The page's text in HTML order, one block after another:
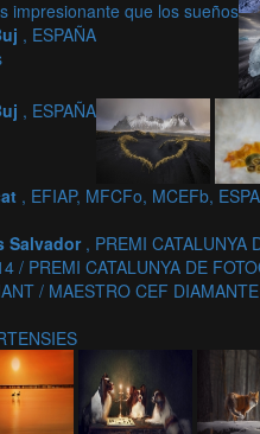
impresionante que los sueños
, ESPAÑA
, ESPAÑA
, EFIAP, MFCFo, MCEFb,
Salvador , PREMI CATALUNYA
/ PREMI CATALUNYA DE
/ MAESTRO CEF